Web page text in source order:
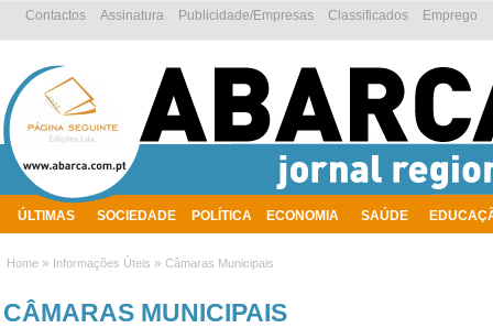
ÚLTIMAS SOCIEDADE POLÍTICA ECONOMIA SAÚDE
Emprego
Classificados
Publicidade/Empresas
Assinatura
Contactos
Home » Informações Úteis » Câmaras Municipais
CÂMARAS MUNICIPAIS